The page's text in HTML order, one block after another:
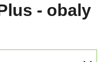
- obaly